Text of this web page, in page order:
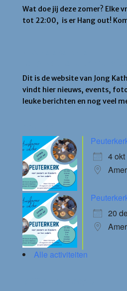
Wat doe jij deze zomer? Elke
tot 22:00, is er Hang out!
Dit is de website van Jong
vindt hier nieuws, events,
leuke berichten en nog veel
4
20
Alle activiteiten